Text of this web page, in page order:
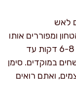
לאש
ומפוררים אותו
עם כף עץ לפירורים קטנים. מבשלים 6-8 דקות עד
במוקדים. סימן
ואתם רואים